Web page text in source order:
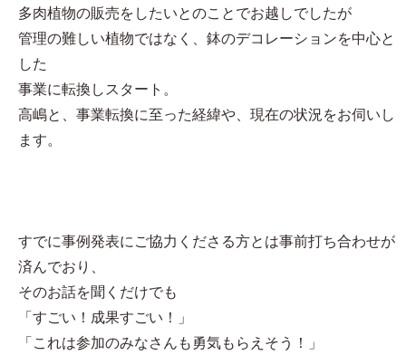
多肉植物の販売をしたいとのことでお越しでしたが
管理の難しい植物ではなく、鉢のデコレーションを中心と
した
事業に転換しスタート。
高嶋と、事業転換に至った経緯や、現在の状況をお伺いし
ます。
すでに事例発表にご協力くださる方とは事前打ち合わせが
済んでおり、
そのお話を聞くだけでも
「すごい！成果すごい！」
「これは参加のみなさんも勇気もらえそう！」